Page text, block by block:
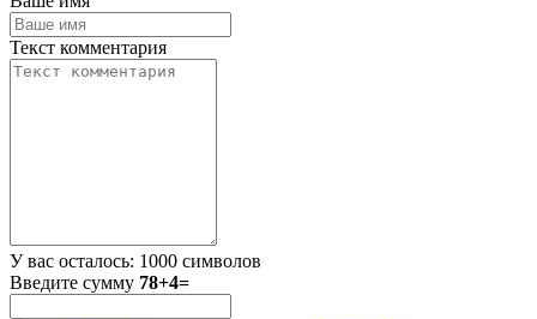
Текст комментария
У вас осталось: 1000 символов
Введите сумму 78+4=